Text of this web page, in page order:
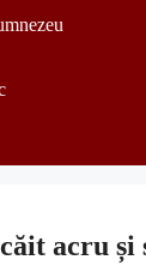
acru și